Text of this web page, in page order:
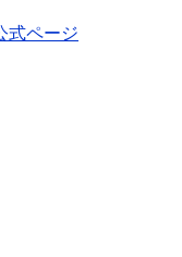
式ページ